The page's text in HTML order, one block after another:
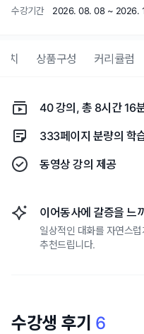
수강기간
2026. 08. 08 ~ 2026.
치 상품구성 커리큘럼
40 강의, 총 8시간 16
333페이지 분량의 학
동영상 강의 제공
이어동사에 갈증을 느
일상적인 대화를 자연스
추천드립니다.
수강생 후기 6